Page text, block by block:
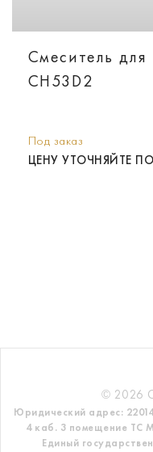
Смеситель для
CH53D2
Под заказ
ЦЕНУ УТОЧНЯЙТЕ
© 2026
Юридический адрес:
4 каб. 3 помещение ТС
Единый